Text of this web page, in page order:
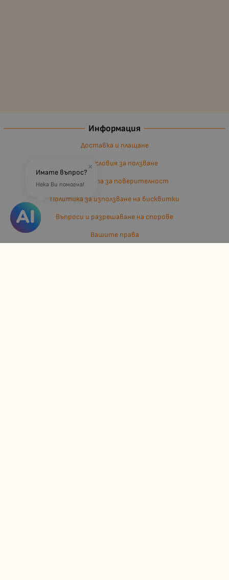
Информация
Доставка и плащане
Общи условия за ползване
Политиката за поверителност
Политика за използване на бисквитки
Въпроси и разрешаване на спорове
Вашите права
×
Имате въпрос?
Нека Ви помогна!